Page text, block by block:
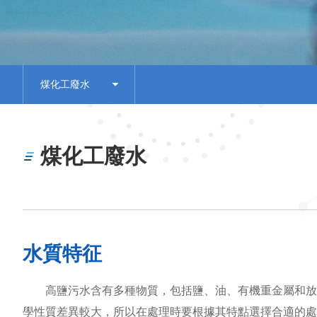
煤化工廢水
煤化工廢水
水質特征
高鹽污水含有多種物質，包括鹽、油、有機重金屬和
學性質差異較大，所以在處理時要根據其特點選擇合適的